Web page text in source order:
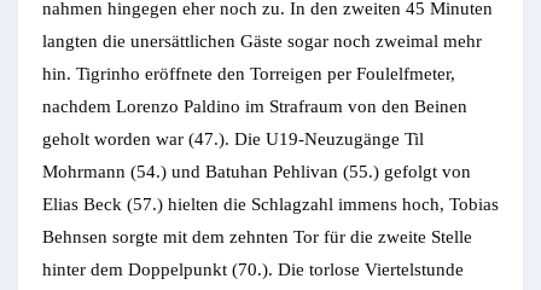
nahmen hingegen eher noch zu. In den zweiten 45 Minuten
langten die unersättlichen Gäste sogar noch zweimal mehr
hin. Tigrinho eröffnete den Torreigen per Foulelfmeter,
nachdem Lorenzo Paldino im Strafraum von den Beinen
geholt worden war (47.). Die U19-Neuzugänge Til
Mohrmann (54.) und Batuhan Pehlivan (55.) gefolgt von
Elias Beck (57.) hielten die Schlagzahl immens hoch, Tobias
Behnsen sorgte mit dem zehnten Tor für die zweite Stelle
hinter dem Doppelpunkt (70.). Die torlose Viertelstunde